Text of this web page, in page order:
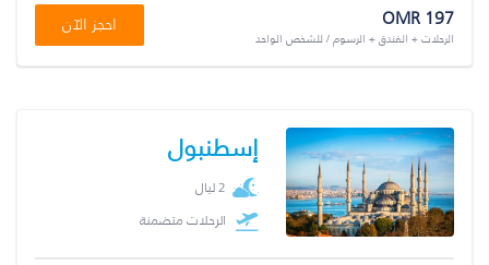
OMR 197
الرحلات + الفندق + الرسوم / للشخص الواحد
احجز الآن
إسطنبول
2 ليال
الرحلات متضمنة